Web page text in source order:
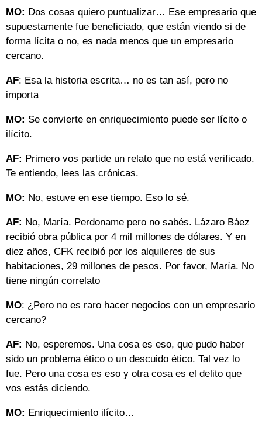
MO: Dos cosas quiero puntualizar… Ese empresario que
supuestamente fue beneficiado, que están viendo si de
forma lícita o no, es nada menos que un empresario
cercano.
AF: Esa la historia escrita… no es tan así, pero no
importa
MO: Se convierte en enriquecimiento puede ser lícito o
ilícito.
AF: Primero vos partide un relato que no está verificado.
Te entiendo, lees las crónicas.
MO: No, estuve en ese tiempo. Eso lo sé.
AF: No, María. Perdoname pero no sabés. Lázaro Báez
recibió obra pública por 4 mil millones de dólares. Y en
diez años, CFK recibió por los alquileres de sus
habitaciones, 29 millones de pesos. Por favor, María. No
tiene ningún correlato
MO: ¿Pero no es raro hacer negocios con un empresario
cercano?
AF: No, esperemos. Una cosa es eso, que pudo haber
sido un problema ético o un descuido ético. Tal vez lo
fue. Pero una cosa es eso y otra cosa es el delito que
vos estás diciendo.
MO: Enriquecimiento ilícito…